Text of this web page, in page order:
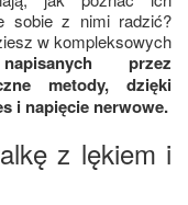
sobie z nimi radzić?
w kompleksowych
przez
metody, dzięki
i napięcie nerwowe.
z lękiem i